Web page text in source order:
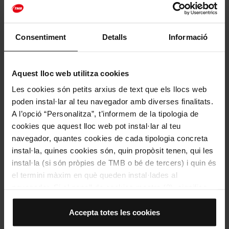
Consentiment Detalls Informació
Aquest lloc web utilitza cookies
Les cookies són petits arxius de text que els llocs web
poden instal·lar al teu navegador amb diverses finalitats.
A l’opció “Personalitza”, t’informem de la tipologia de
cookies que aquest lloc web pot instal·lar al teu
navegador, quantes cookies de cada tipologia concreta
instal·la, quines cookies són, quin propòsit tenen, qui les
instal·la (si són pròpies de TMB o bé de tercers) i quin és
el termini màxim en què queden instal·lades al
que no instal·la cap cookie d’aquesta tipologia.
Si tries l’opció “Accepta totes les cookies”, permets que
totes aquestes cookies s’instal·lin al teu navegador.
Accepta totes les cookies
Les cases i les botigues cada vegada més es decoren amb coses
alçades
Per a una experiència única que completi la teva
castanyada, puja al Telefèric de Montjuïc. Aquest
trajecte et permetrà admirar la bellesa de la tardor
barcelonina des de les alçades, amb unes vistes
espectaculars que et deixaran sense alè.
Si compres els teus bitllets entre el 28 d'octubre i el 3
de novembre a través d' holabarcelona.com , i utilitzes el
amb una perspectiva inigualable!